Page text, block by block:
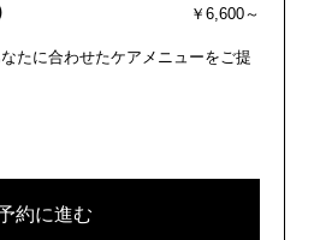
￥6,600～
たに合わせたケアメニューをご提
約に進む